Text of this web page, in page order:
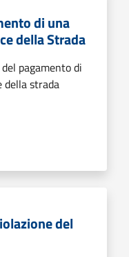
di una
della Strada
pagamento di
della strada
del